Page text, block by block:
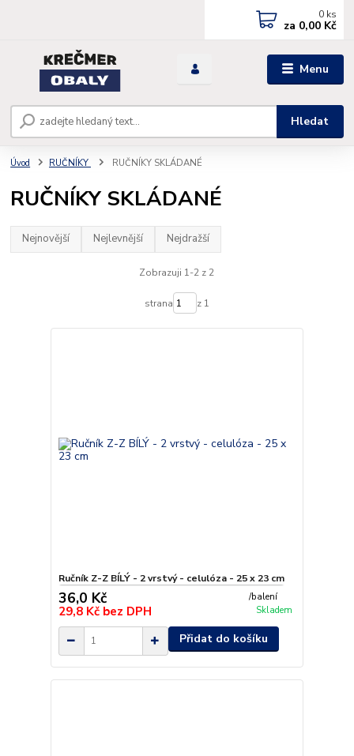
Menu
Hledat
0 ks
za 0,00 Kč
Úvod RUČNÍKY RUČNÍKY SKLÁDANÉ
RUČNÍKY SKLÁDANÉ
Nejnovější Nejlevnější Nejdražší
Zobrazuji 1-2 z 2
strana z 1
Ručník Z-Z BÍLÝ - 2 vrstvý - celulóza - 25 x 23 cm
36,0 Kč /balení
29,8 Kč bez DPH Skladem
Přidat do košíku